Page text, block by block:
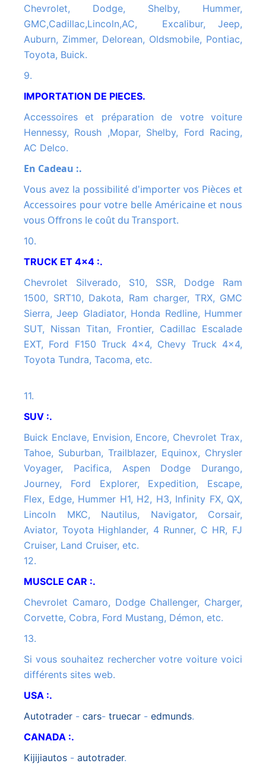
Chevrolet, Dodge, Shelby, Hummer,
GMC,Cadillac,Lincoln,AC, Excalibur, Jeep,
Auburn, Zimmer, Delorean, Oldsmobile, Pontiac,
Toyota, Buick.
9.
IMPORTATION DE PIECES.
Accessoires et préparation de votre voiture
Hennessy, Roush ,Mopar, Shelby, Ford Racing,
AC Delco.
En Cadeau :.
Vous avez la possibilité d'importer vos Pièces et
Accessoires pour votre belle Américaine et nous
vous Offrons le coût du Transport.
10.
TRUCK ET 4x4 :.
Chevrolet Silverado, S10, SSR, Dodge Ram
1500, SRT10, Dakota, Ram charger, TRX, GMC
Sierra, Jeep Gladiator, Honda Redline, Hummer
SUT, Nissan Titan, Frontier, Cadillac Escalade
EXT, Ford F150 Truck 4x4, Chevy Truck 4x4,
Toyota Tundra, Tacoma, etc.
11.
SUV :.
Buick Enclave, Envision, Encore, Chevrolet Trax,
Tahoe, Suburban, Trailblazer, Equinox, Chrysler
Voyager, Pacifica, Aspen Dodge Durango,
Journey, Ford Explorer, Expedition, Escape,
Flex, Edge, Hummer H1, H2, H3, Infinity FX, QX,
Lincoln MKC, Nautilus, Navigator, Corsair,
Aviator, Toyota Highlander, 4 Runner, C HR, FJ
Cruiser, Land Cruiser, etc.
12.
MUSCLE CAR :.
Chevrolet Camaro, Dodge Challenger, Charger,
Corvette, Cobra, Ford Mustang, Démon, etc.
13.
Si vous souhaitez rechercher votre voiture voici
différents sites web.
USA :.
autotrader - cars- truecar - edmunds.
CANADA :.
kijijiautos - autotrader.